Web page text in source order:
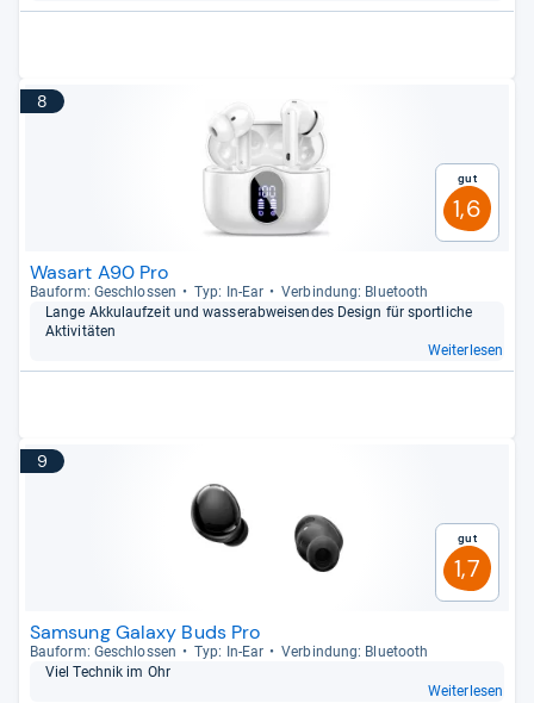
8
Gut
1,6
Wasart A90 Pro
Bau­form: Geschlos­sen Typ: In-​Ear
Ver­bin­dung: Blue­tooth
Lange Akku­lauf­zeit und was­ser­ab­wei­sen­des Design für sport­li­che
Akti­vi­tä­ten
Weiterlesen
9
Gut
1,7
Samsung Galaxy Buds Pro
Bau­form: Geschlos­sen Typ: In-​Ear
Ver­bin­dung: Blue­tooth
Viel Tech­nik im Ohr
Weiterlesen